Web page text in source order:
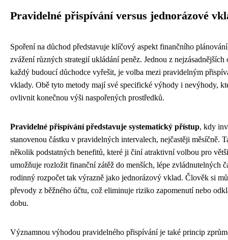
Pravidelné přispívání versus jednorázové
Spoření na důchod představuje klíčový aspekt finančního
zvážení různých strategií ukládání peněz. Jednou z nejzásadnějších
každý budoucí důchodce vyřešit, je volba mezi pravidelným
vklady. Obě tyto metody mají své specifické výhody i nevýhody,
ovlivnit konečnou výši naspořených prostředků.
Pravidelné přispívání představuje systematický přístup, kdy
stanovenou částku v pravidelných intervalech, nejčastěji měsíčně.
několik podstatných benefitů, které ji činí atraktivní volbou pro
umožňuje rozložit finanční zátěž do menších, lépe zvládnutelných
rodinný rozpočet tak výrazně jako jednorázový vklad. Člověk si
převody z běžného účtu, což eliminuje riziko zapomenutí nebo
dobu.
Významnou výhodou pravidelného přispívání je také princip